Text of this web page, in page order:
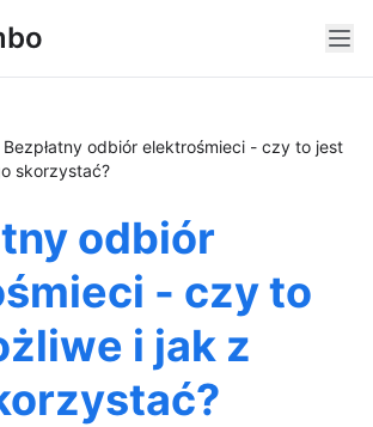
Bezpłatny odbiór elektrośmieci - czy to jest
skorzystać?
odbiór
- czy to
i jak z